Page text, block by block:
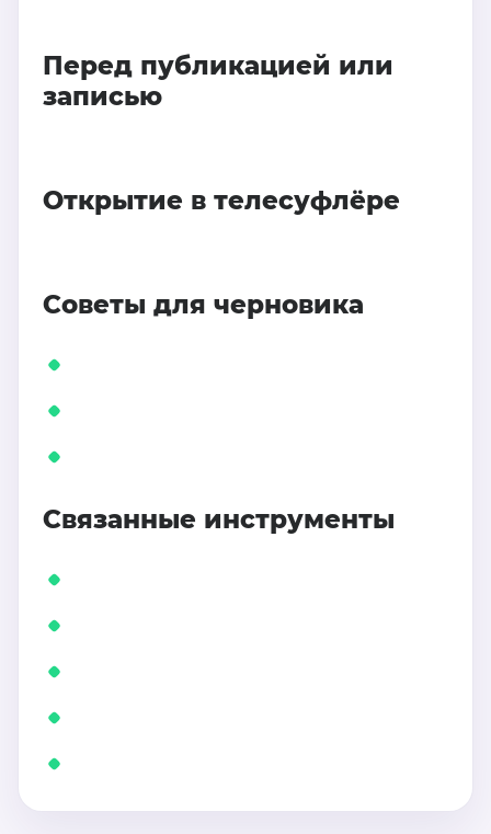
Перед публикацией или
записью
Открытие в телесуфлёре
Советы для черновика
Связанные инструменты